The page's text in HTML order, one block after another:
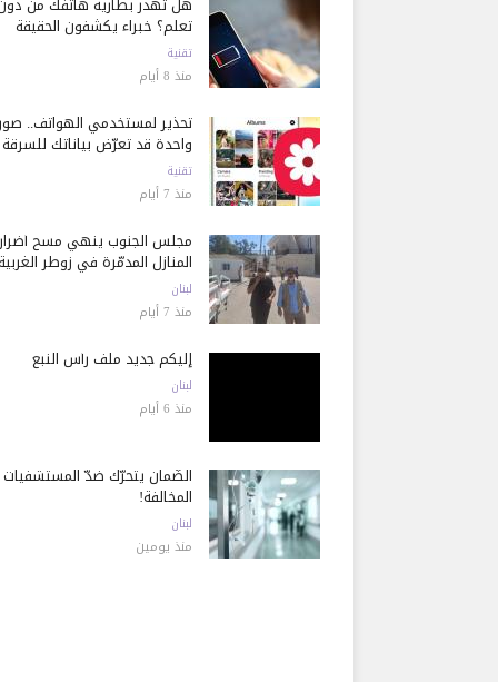
تعلم؟ خبراء يكشفون الحقيقة
تقنية
منذ 8 أيام
تحذير لمستخدمي الهواتف..
واحدة قد تعرّض بياناتك للسرقة
تقنية
منذ 7 أيام
مجلس الجنوب ينهي مسح
المنازل المدمّرة في زوطر
لبنان
منذ 7 أيام
إليكم جديد ملف رأس النبع
لبنان
منذ 6 أيام
الضّمان يتحرّك ضدّ المستشفيات
المخالفة!
لبنان
منذ يومين